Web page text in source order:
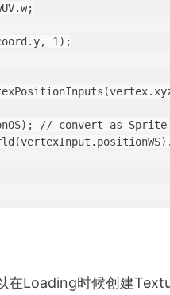
1);
// convert as Sprite
在Loading时候创建